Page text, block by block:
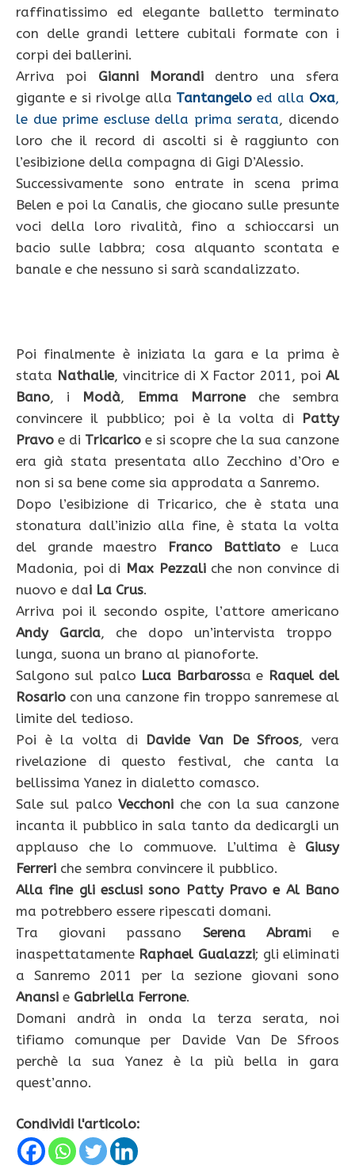
raffinatissimo ed elegante balletto terminato
con delle grandi lettere cubitali formate con i
corpi dei ballerini.
Arriva poi Gianni Morandi dentro una sfera
gigante e si rivolge alla Tantangelo ed alla Oxa,
le due prime escluse della prima serata, dicendo
loro che il record di ascolti si è raggiunto con
l’esibizione della compagna di Gigi D’Alessio.
Successivamente sono entrate in scena prima
Belen e poi la Canalis, che giocano sulle presunte
voci della loro rivalità, fino a schioccarsi un
bacio sulle labbra; cosa alquanto scontata e
banale e che nessuno si sarà scandalizzato.
Poi finalmente è iniziata la gara e la prima è
stata Nathalie, vincitrice di X Factor 2011, poi Al
Bano, i Modà, Emma Marroneche sembra
convincere il pubblico; poi è la volta di Patty
Pravo e di Tricarico e si scopre che la sua canzone
era già stata presentata allo Zecchino d’Oro e
non si sa bene come sia approdata a Sanremo.
Dopo l’esibizione di Tricarico, che è stata una
stonatura dall’inizio alla fine, è stata la volta
del grande maestro Franco Battiatoe Luca
Madonia, poi di Max Pezzaliche non convince di
nuovo e dai La Crus.
Arriva poi il secondo ospite, l’attore americano
Andy Garcia, che dopo un’intervista troppo
lunga, suona un brano al pianoforte.
Salgono sul palco Luca Barbarossa e Raquel del
Rosario con una canzone fin troppo sanremese al
limite del tedioso.
Poi è la volta di Davide Van De Sfroos, vera
rivelazione di questo festival, che canta la
bellissima Yanez in dialetto comasco.
Sale sul palcoVecchoni che con la sua canzone
incanta il pubblico in sala tanto da dedicargli un
applauso che lo commuove. L’ultima è Giusy
Ferreri che sembra convincere il pubblico.
Alla fine gli esclusi sono Patty Pravo e Al Bano
ma potrebbero essere ripescati domani.
Tra giovani passano Serena Abrami e
inaspettatamente Raphael Gualazzi; gli eliminati
a Sanremo 2011 per la sezione giovani sono
Anansi e Gabriella Ferrone.
Domani andrà in onda la terza serata, noi
tifiamo comunque per Davide Van De Sfroos
perchè la sua Yanez è la più bella in gara
quest’anno.
Condividi l'articolo: